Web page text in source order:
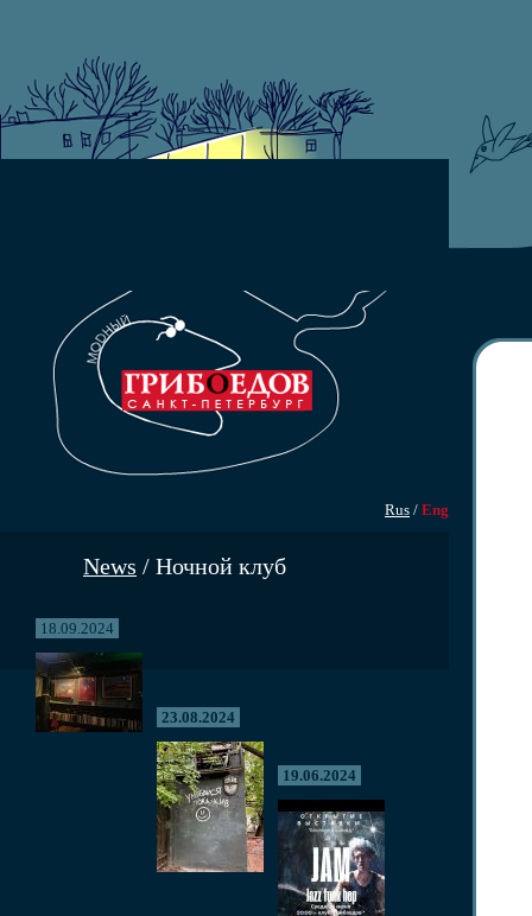
Rus / Eng
News / Ночной клуб
18.09.2024
23.08.2024
19.06.2024